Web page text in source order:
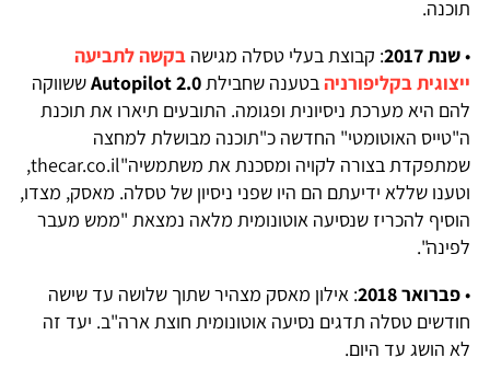
תוכנה.
•שנת 2017 : קבוצת בעלי טסלה מגישה בקשה לתביעה
ייצוגית בקליפורניהבטענה שחבילתAutopilot 2.0ששווקה
להם היא מערכת ניסיונית ופגומה. התובעים תיארו את תוכנת
ה"טייס האוטומטי" החדשה כ"תוכנה מבושלת למחצה
שמתפקדת בצורה לקויה ומסכנת את משתמשיה"thecar.co.il,
וטענו שללא ידיעתם הם היו שפני ניסיון של טסלה. מאסק, מצדו,
הוסיף להכריז שנסיעה אוטונומית מלאה נמצאת "ממש מעבר
לפינה".
•פברואר 2018
: אילון מאסק מצהיר שתוך שלושה עד שישה
חודשים טסלה תדגים נסיעה אוטונומית חוצת ארה"ב. יעד זה
לא הושג עד היום.